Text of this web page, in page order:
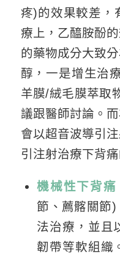
疼)的效果較差，
療上，乙醯胺酚
的藥物成分大致
醇，一是增生治
羊膜/絨毛膜萃取
議跟醫師討論。
會以超音波導引
引注射治療下背痛
機械性下背痛
節、薦髂關節
法治療，並且
韌帶等軟組織